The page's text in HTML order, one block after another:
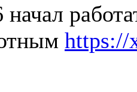
https://